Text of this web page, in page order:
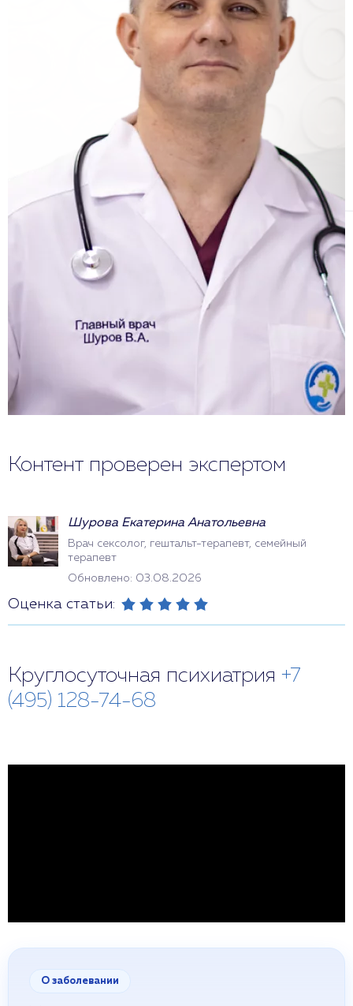
Контент проверен экспертом
Шурова Екатерина Анатольевна
Врач сексолог, гештальт-терапевт, семейный
терапевт
Обновлено: 03.08.2026
Оценка статьи:
Круглосуточная психиатрия +7
(495) 128-74-68
О заболевании